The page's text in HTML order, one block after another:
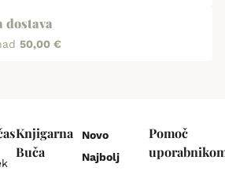
dostava
50,00 €
Knjigarna
Buča
Novo
Najbolj
Pomoč